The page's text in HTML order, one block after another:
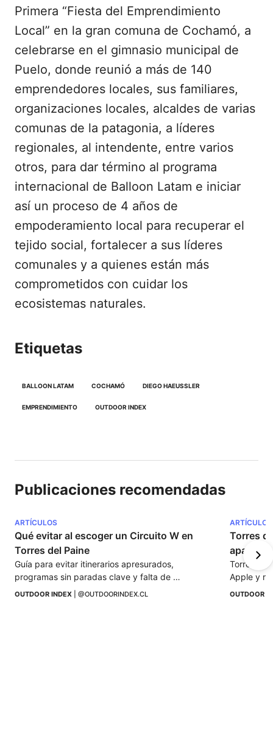
Primera “Fiesta del Emprendimiento
Local” en la gran comuna de Cochamó, a
celebrarse en el gimnasio municipal de
Puelo, donde reunió a más de 140
emprendedores locales, sus familiares,
organizaciones locales, alcaldes de varias
comunas de la patagonia, a líderes
regionales, al intendente, entre varios
otros, para dar término al programa
internacional de Balloon Latam e iniciar
así un proceso de 4 años de
empoderamiento local para recuperar el
tejido social, fortalecer a sus líderes
comunales y a quienes están más
comprometidos con cuidar los
ecosistemas naturales.
Etiquetas
BALLOON LATAM COCHAMÓ DIEGO HAEUSSLER
EMPRENDIMIENTO OUTDOOR INDEX
Publicaciones recomendadas
ARTÍCULOS
Qué evitar al escoger un Circuito W en
Torres del Paine
Guía para evitar itinerarios apresurados,
programas sin paradas clave y falta de
excursiones extras al escoger un Circuito W en
OUTDOOR INDEX @OUTDOORINDEX.CL
ARTÍCULOS
Torres
Torres del
Apple y
OUTDOOR